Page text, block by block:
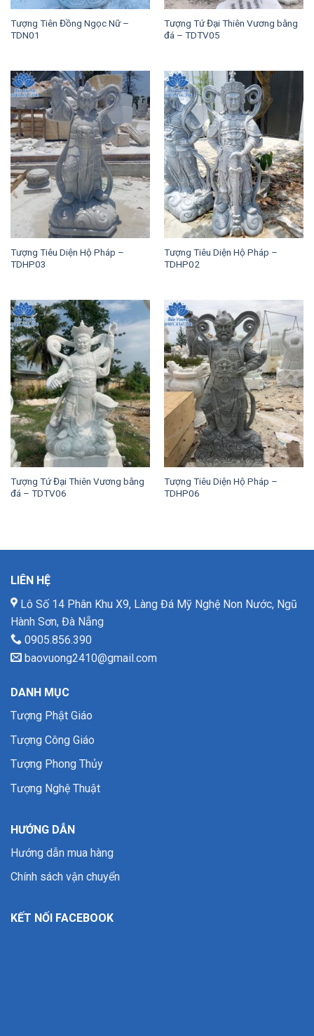
Tượng Tiên Đồng Ngọc Nữ –
TDN01
Tượng Tứ Đại Thiên Vương bằng
đá – TDTV05
Tượng Tiêu Diện Hộ Pháp –
TDHP03
Tượng Tiêu Diện Hộ Pháp –
TDHP02
Tượng Tứ Đại Thiên Vương bằng
đá – TDTV06
Tượng Tiêu Diện Hộ Pháp –
TDHP06
LIÊN HỆ
Lô Số 14 Phân Khu X9, Làng Đá Mỹ Nghệ Non Nước, Ngũ
Hành Sơn, Đà Nẵng
0905.856.390
baovuong2410@gmail.com
DANH MỤC
Tượng Phật Giáo
Tượng Công Giáo
Tượng Phong Thủy
Tượng Nghệ Thuật
HƯỚNG DẪN
Hướng dẫn mua hàng
Chính sách vận chuyển
KẾT NỐI FACEBOOK